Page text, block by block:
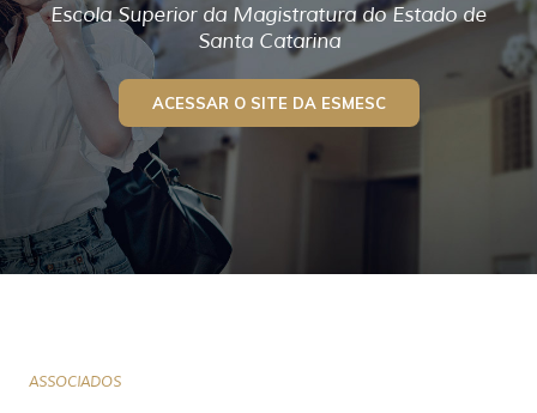
Escola Superior da Magistratura do Estado de
Santa Catarina
ACESSAR O SITE DA ESMESC
ASSOCIADOS